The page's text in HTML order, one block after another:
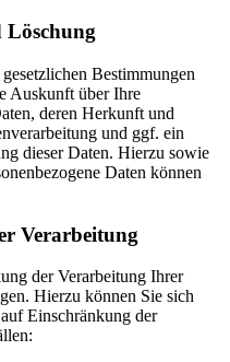
Bestimmungen
Auskunft über Ihre
deren Herkunft und
und ggf. ein
dieser Daten. Hierzu sowie
Daten können
Verarbeitung
der Verarbeitung Ihrer
Hierzu können Sie sich
Einschränkung der